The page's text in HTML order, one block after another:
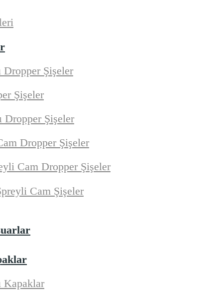
Dropper Şişeler
Şişeler
Dropper Şişeler
Dropper Şişeler
Cam Dropper Şişeler
Cam Şişeler
Kapaklar